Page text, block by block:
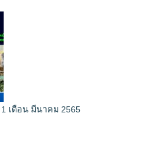
เดือน มีนาคม 2565